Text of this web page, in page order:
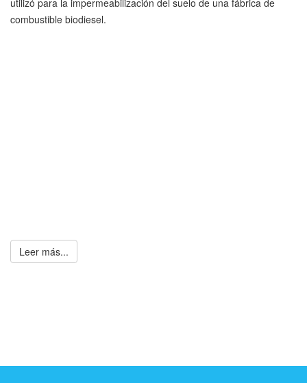
utilizó para la impermeabilización del suelo de una fábrica de
combustible biodiesel.
Leer más...